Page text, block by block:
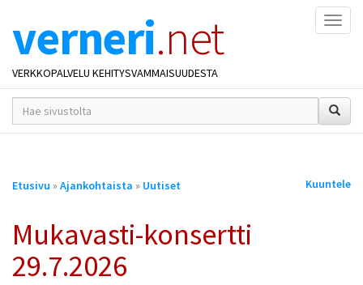
verneri.net
VERKKOPALVELU KEHITYSVAMMAISUUDESTA
hakusana(t)
*
Olet
Etusivu » Ajankohtaista » Uutiset Kuuntele
Mukavasti-konsertti
29.7.2026